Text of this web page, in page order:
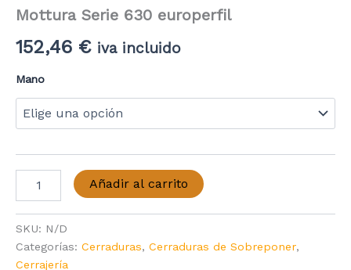
Mottura Serie 630 europerfil
152,46 € iva incluido
Mano
Serie
europerfil
Añadir al carrito
SKU: N/D
Categorías: Cerraduras, Cerraduras de Sobreponer,
Cerrajería